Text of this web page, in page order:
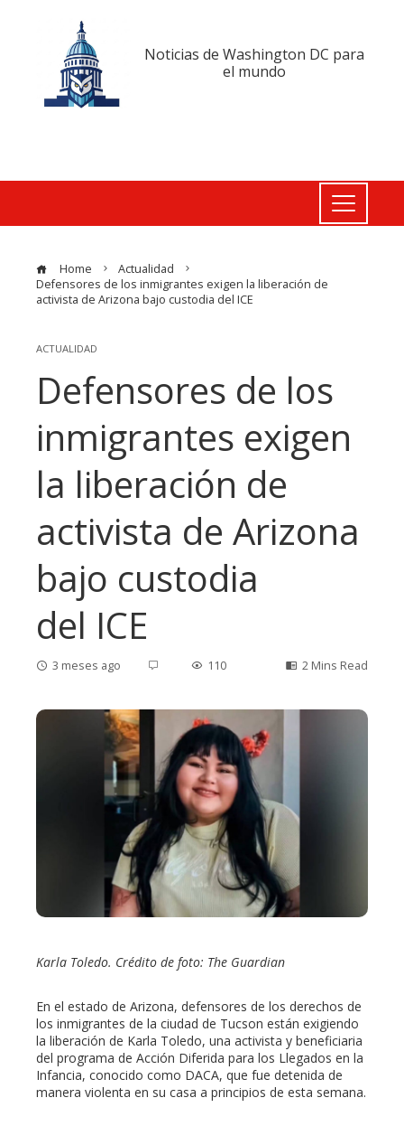
Noticias de Washington DC para
el mundo
Home
Actualidad
Defensores de los inmigrantes exigen la liberación de
activista de Arizona bajo custodia del ICE
ACTUALIDAD
Defensores de los
inmigrantes exigen
la liberación de
activista de Arizona
bajo custodia
del ICE
3 meses ago 110 2 Mins Read
Karla Toledo. Crédito de foto: The Guardian
En el estado de Arizona, defensores de los derechos de
los inmigrantes de la ciudad de Tucson están exigiendo
la liberación de Karla Toledo, una activista y beneficiaria
del programa de Acción Diferida para los Llegados en la
Infancia, conocido como DACA, que fue detenida de
manera violenta en su casa a principios de esta semana.